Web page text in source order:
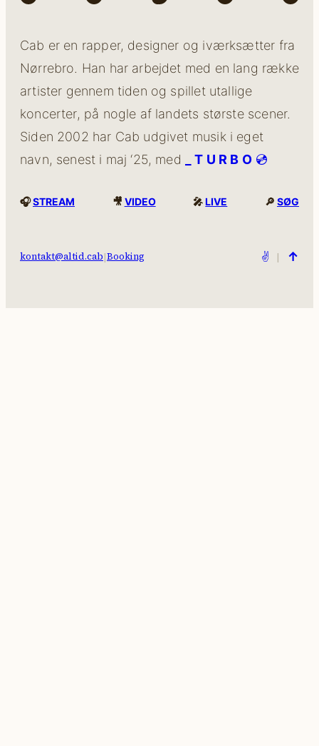
Cab er en rapper, designer og iværksætter fra
Nørrebro. Han har arbejdet med en lang række
artister gennem tiden og spillet utallige
koncerter, på nogle af landets største scener.
Siden 2002 har Cab udgivet musik i eget
navn, senest i maj ‘25, med
_ T U R B O 💿
🎧STREAM 🎥 VIDEO 🎤LIVE 🔎 SØG
kontakt@altid.cab|Booking ✌️ | ↑